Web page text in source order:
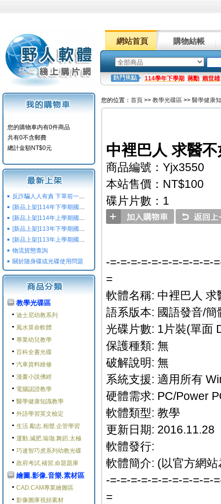
網站首頁 購物結帳
114學年下學期 蔣勳 賴世雄
您的購物車内有0件商品
共有0不含郵費
總計金額NT$0元
反詐騙人人有責 下單前一定要注意
[新品上架]114年下學期國小國中高中命題光碟,校用卷,習作
[新品上架]114年上學期國小國中高中命題光碟,校用卷,習作
[新品上架]113年下學期國小國中高中命題光碟,校用卷,習作
[新品上架]113年上學期國小國中高中命題光碟,校用卷,習作
物流貨態查詢
關於随身碟或光碟使用問題
教學光碟區
迪士尼幼教系列
風水算命軟體
專業幼兒教學
百科全書光碟
汽車資料維修
漫畫小說佛經
電腦認證教學
醫學健康知識教學
外語學習英文檢定
生活.勵志.相聲.企管學習
運動.減肥.瑜珈.舞蹈.太極
巧連智巧虎系列幼教光碟
政府考試,補習,命題題庫
繪圖.影像.音樂.素材區
CAD.CAM專業繪圖區
影像圖庫視頻素材
您的位置： 首頁 >> 教學光碟區 >> 醫學健康
中裡巴人 求醫
商品編號：Yjx3550
本站售價：NT$100
碟片片數：1
-=-=-=-=-=-=-=-=-=-=-
=
軟體名稱: 中裡巴人 求
語系版本: 國語發音/
光碟片數: 1片裝(單面
保護種類: 無
破解說明: 無
系統支援: 適用所有
硬體需求: PC/Power
軟體類型: 教學
更新日期: 2016.11.28
軟體發行:
軟體簡介: (以官方網站
-=-=-=-=-=-=-=-=-=-=-
=